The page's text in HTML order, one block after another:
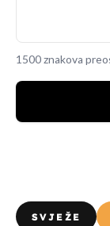
1500 znakova
SVJEŽE